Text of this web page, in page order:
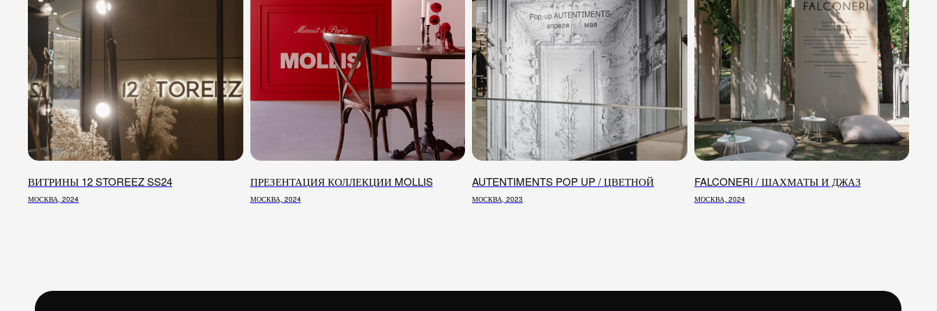
ВИТРИНЫ 12 STOREEZ SS24
МОСКВА, 2024
ПРЕЗЕНТАЦИЯ КОЛЛЕКЦИИ MOLLIS
МОСКВА, 2024
AUTENTIMENTS POP UP / ЦВЕТНОЙ
МОСКВА, 2023
FALCONERI / ШАХМАТЫ И ДЖАЗ
МОСКВА, 2024
ТЕЛЕФОН
ПОЛИНА САФОНОВА (ОФИС-МЕНЕДЖЕР)
СОЦ. СЕТИ
TELEGRAM
+7 (916) 283-44-47
HELLO@INOUTSTUD.IO
INSTAGRAM